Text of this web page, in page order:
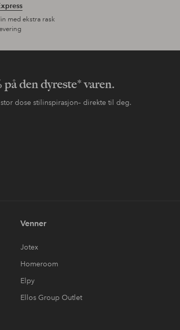
med ekstra rask
levering
den dyreste* varen.
dose stilinspirasjon– direkte til deg.
Venner
Jotex
Homeroom
Elpy
Ellos Group Outlet